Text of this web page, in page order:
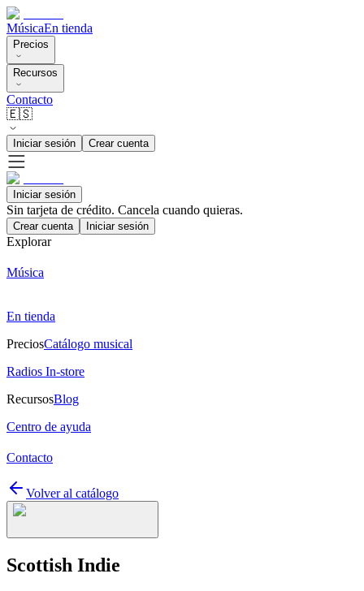
MúsicaEn tienda
Precios
Recursos
Contacto
🇪🇸
Iniciar sesión Crear cuenta
Iniciar sesión
Sin tarjeta de crédito. Cancela cuando quieras.
Crear cuenta Iniciar sesión
Explorar
Música
En tienda
PreciosCatálogo musical
Radios In-store
RecursosBlog
Centro de ayuda
Contacto
Volver al catálogo
Scottish Indie